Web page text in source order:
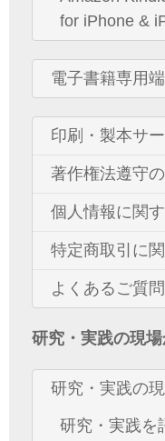
for iPhone &
電子書籍専用
印刷・製本サ
著作権法遵守
個人情報に関
特定商取引に
よくあるご質問
研究・実践の現場
研究・実践の
研究・実践を